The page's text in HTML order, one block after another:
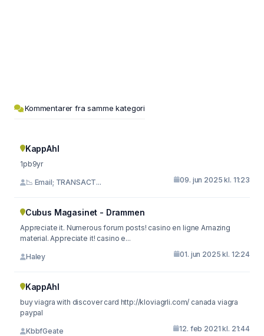
Kommentarer fra samme kategori
KappAhl
1pb9yr
📉 Email; TRANSACT... 09. jun 2025 kl. 11:23
Cubus Magasinet - Drammen
Appreciate it. Numerous forum posts! casino en ligne Amazing
material. Appreciate it! casino e...
Haley 01. jun 2025 kl. 12:24
KappAhl
buy viagra with discover card http://kloviagrli.com/ canada viagra
paypal
KbbfGeate 12. feb 2021 kl. 21:44